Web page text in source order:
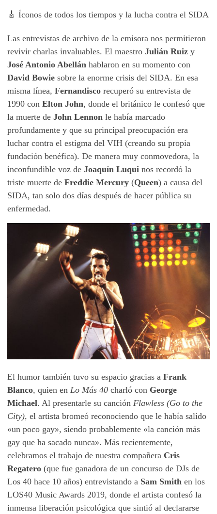
🎸 Íconos de todos los tiempos y la lucha contra el SIDA
Las entrevistas de archivo de la emisora nos permitieron
revivir charlas invaluables. El maestro Julián Ruiz y
José Antonio Abellán hablaron en su momento con
David Bowie sobre la enorme crisis del SIDA. En esa
misma línea, Fernandisco recuperó su entrevista de
1990 con Elton John, donde el británico le confesó que
la muerte de John Lennon le había marcado
profundamente y que su principal preocupación era
luchar contra el estigma del VIH (creando su propia
fundación benéfica). De manera muy conmovedora, la
inconfundible voz de Joaquín Luqui nos recordó la
triste muerte de Freddie Mercury (Queen) a causa del
SIDA, tan solo dos días después de hacer pública su
enfermedad.
El humor también tuvo su espacio gracias a Frank
Blanco, quien en Lo Más 40 charló con George
Michael. Al presentarle su canción Flawless (Go to the
City), el artista bromeó reconociendo que le había salido
«un poco gay», siendo probablemente «la canción más
gay que ha sacado nunca». Más recientemente,
celebramos el trabajo de nuestra compañera Cris
Regatero (que fue ganadora de un concurso de DJs de
Los 40 hace 10 años) entrevistando a Sam Smith en los
LOS40 Music Awards 2019, donde el artista confesó la
inmensa liberación psicológica que sintió al declararse